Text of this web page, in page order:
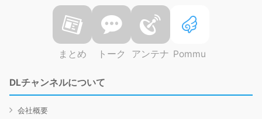
まとめ トーク アンテナ Pommu
DLチャンネルについて
会社概要